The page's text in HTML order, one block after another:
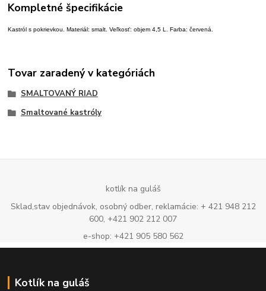
Kompletné špecifikácie
Kastról s pokrievkou. Materiál: smalt. Veľkosť: objem 4,5 L. Farba: červená.
Tovar zaradený v kategóriách
SMALTOVANÝ RIAD
Smaltované kastróly
kotlík na guláš
Sklad,stav objednávok, osobný odber, reklamácie: + 421 948 212
600, +421 902 212 007
e-shop: +421 905 580 562
Kotlík na guláš